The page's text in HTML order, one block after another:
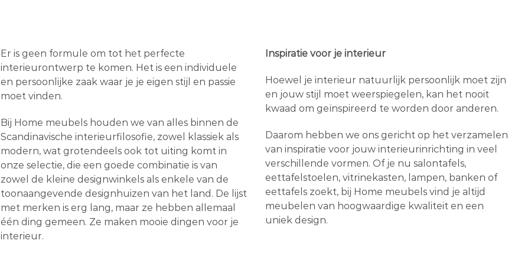
Er is geen formule om tot het perfecte
interieurontwerp te komen. Het is een individuele
en persoonlijke zaak waar je je eigen stijl en passie
moet vinden.
Bij Home meubels houden we van alles binnen de
Scandinavische interieurfilosofie, zowel klassiek als
modern, wat grotendeels ook tot uiting komt in
onze selectie, die een goede combinatie is van
zowel de kleine designwinkels als enkele van de
toonaangevende designhuizen van het land. De lijst
met merken is erg lang, maar ze hebben allemaal
één ding gemeen. Ze maken mooie dingen voor je
interieur.
Inspiratie voor je interieur
Hoewel je interieur natuurlijk persoonlijk moet zijn
en jouw stijl moet weerspiegelen, kan het nooit
kwaad om geïnspireerd te worden door anderen.
Daarom hebben we ons gericht op het verzamelen
van inspiratie voor jouw interieurinrichting in veel
verschillende vormen. Of je nu salontafels,
eettafelstoelen, vitrinekasten, lampen, banken of
eettafels zoekt, bij Home meubels vind je altijd
meubelen van hoogwaardige kwaliteit en een
uniek design.